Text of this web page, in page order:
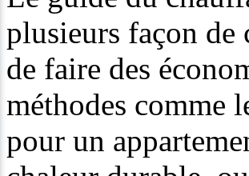
plusieurs façon
de faire des
méthodes comme
pour un